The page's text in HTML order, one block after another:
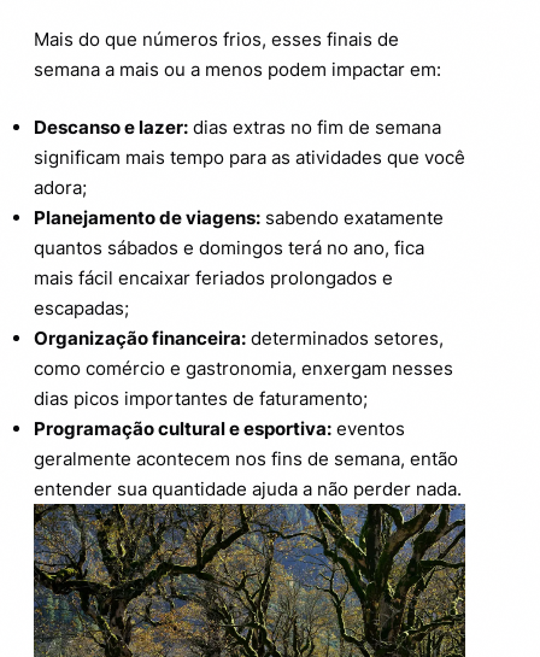
Mais do que números frios, esses finais de
semana a mais ou a menos podem impactar em:
Descanso e lazer: dias extras no fim de semana
significam mais tempo para as atividades que você
adora;
Planejamento de viagens: sabendo exatamente
quantos sábados e domingos terá no ano, fica
mais fácil encaixar feriados prolongados e
escapadas;
Organização financeira: determinados setores,
como comércio e gastronomia, enxergam nesses
dias picos importantes de faturamento;
Programação cultural e esportiva: eventos
geralmente acontecem nos fins de semana, então
entender sua quantidade ajuda a não perder nada.